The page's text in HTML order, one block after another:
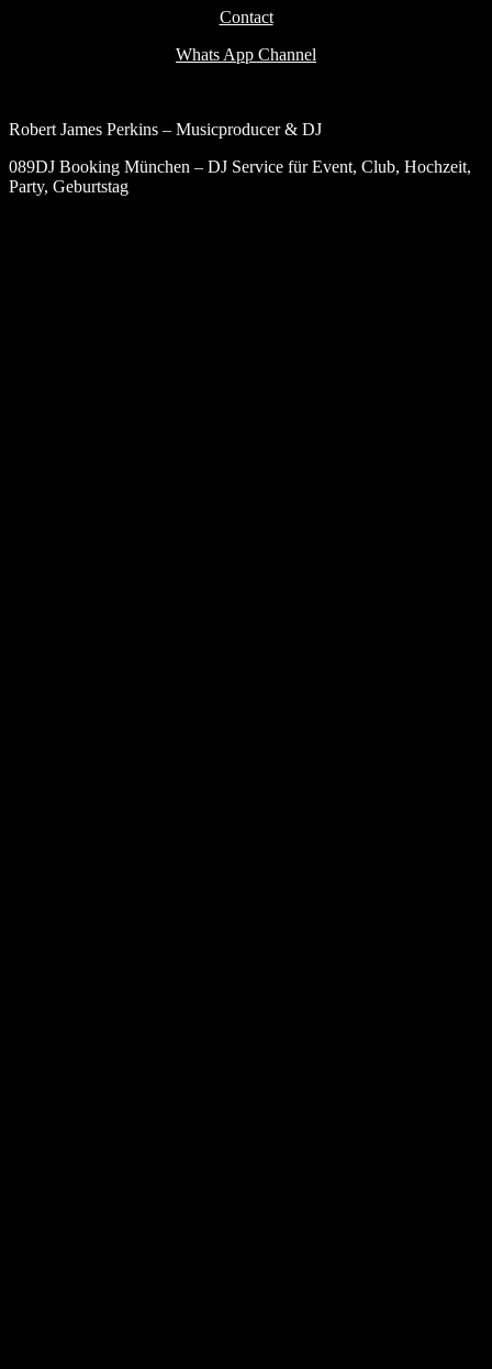
Contact
Whats App Channel
Robert James Perkins – Musicproducer & DJ
089DJ Booking München – DJ Service für Event, Club, Hochzeit,
Party, Geburtstag